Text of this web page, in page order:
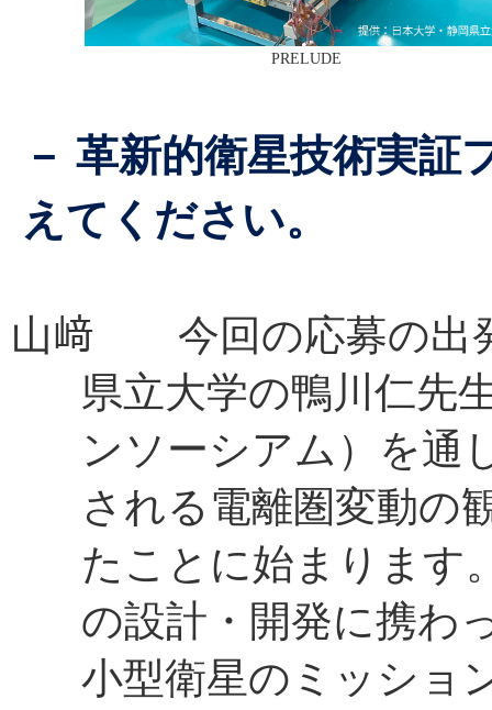
PRELUDE
－ 革新的衛星技術実証
えてください。
山﨑 今回の応募の出
県立大学の鴨川仁先
ンソーシアム）を通
される電離圏変動の
たことに始まります
の設計・開発に携わ
小型衛星のミッショ